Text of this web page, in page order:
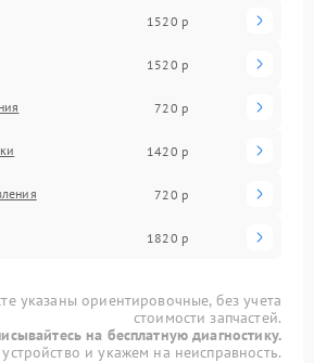
1520 р
1520 р
720 р
1420 р
720 р
1820 р
указаны ориентировочные, без учета
стоимости запчастей.
на бесплатную диагностику.
и укажем на неисправность.